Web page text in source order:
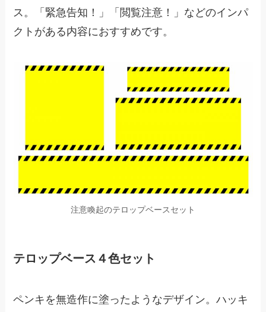
ス。「緊急告知！」「閲覧注意！」などのインパ
クトがある内容におすすめです。
注意喚起のテロップベースセット
テロップベース４色セット
ペンキを無造作に塗ったようなデザイン。ハッキ